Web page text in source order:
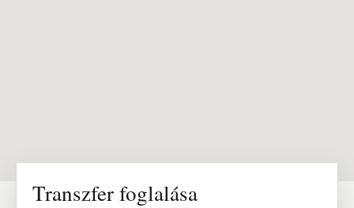
Transzfer foglalása